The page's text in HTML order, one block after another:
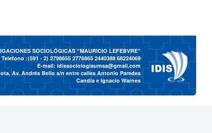
SOCIOLÓGICAS “MAURICIO LEFEBVRE”
Telefono :(591 - 2) 2798655 2776865 2440388 68224069
E-mail: idissociologiaumsa@gmail.com
Av. Andrés Bello s/n entre calles Antonio Paredes
Candía e Ignacio Warnes